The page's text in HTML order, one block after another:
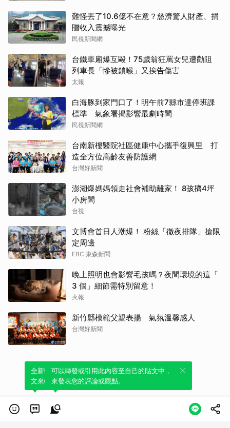
難怪丟了10.6億不在意？慈濟驚人財產、捐
贈收入震撼曝光
民視新聞網
台鐵車廂爆互毆！75歲翁狂罵女兒遭勸阻
列車長「慘被鎖喉」又挨告傷害
太報
白海豚到家門口了！明午前7縣市達停班課
標準 氣象署揭影響最劇時間
民視新聞網
台南新樓醫院社區健康中心攜手復興里 打
造全方位高齡友善防護網
台灣好新聞
澎湖爆媽媽領走社會補助離家！ 8孩擠4坪
小房間
台視
文博會首日人潮爆！ 粉絲「徹夜排隊」搶限
定周邊
EBC 東森新聞
晚上照明也會影響毛孩嗎？夜間環境的這「
3 個」細節需特別留意！
火報
新竹縣模範父親表揚 氣氛溫馨感人
台灣好新聞
全新體驗！一鍵引用此內容，透過發布貼
文來輕鬆表達個人立場。
可以轉發或引用此內容至自己的貼文中，
來發表您的評論或觀點。